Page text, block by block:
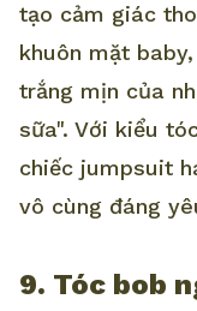
tạo cảm giác
khuôn mặt
trắng mịn của
sữa". Với kiểu
chiếc jumpsuit
vô cùng đáng
9. Tóc bob